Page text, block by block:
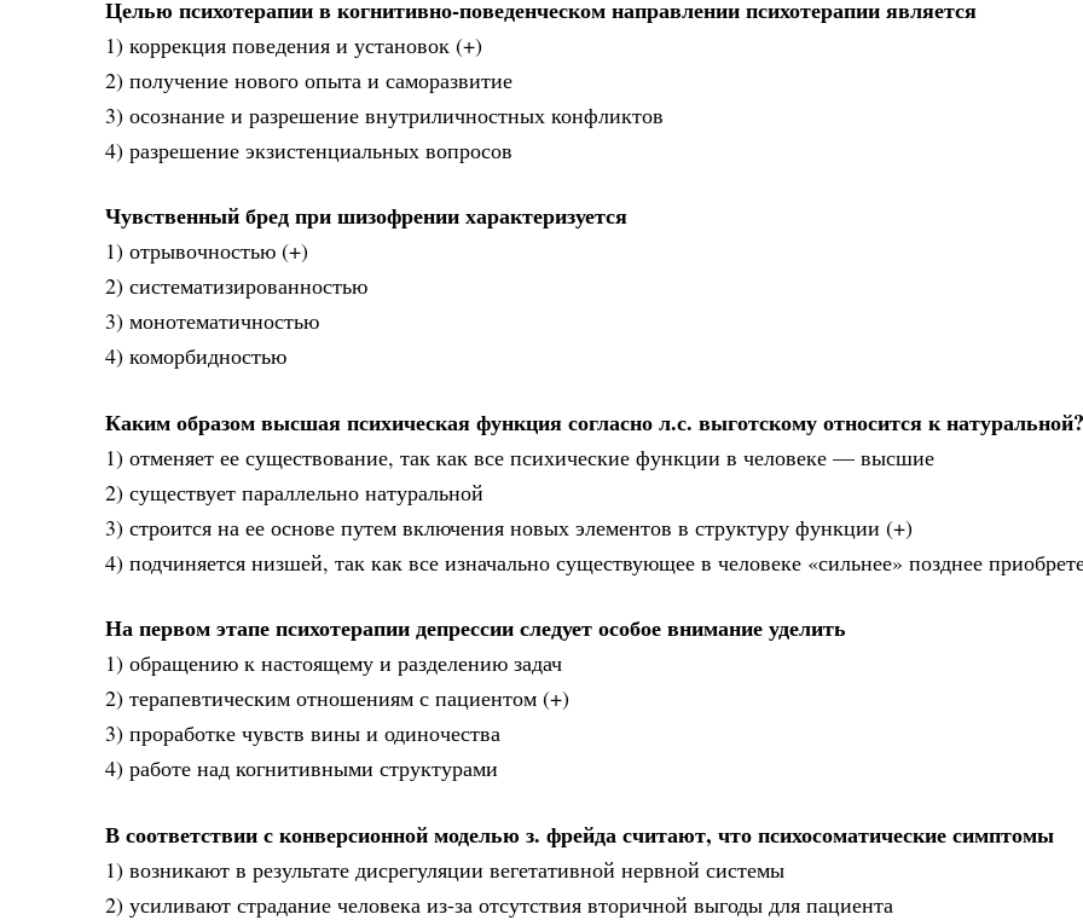
Целью психотерапии в когнитивно-поведенческом направлении психотерапии является
1) коррекция поведения и установок (+)
2) получение нового опыта и саморазвитие
3) осознание и разрешение внутриличностных конфликтов
4) разрешение экзистенциальных вопросов
Чувственный бред при шизофрении характеризуется
1) отрывочностью (+)
2) систематизированностью
3) монотематичностью
4) коморбидностью
Каким образом высшая психическая функция согласно л.с. выготскому относится к натуральной?
1) отменяет ее существование, так как все психические функции в человеке — высшие
2) существует параллельно натуральной
3) строится на ее основе путем включения новых элементов в структуру функции (+)
4) подчиняется низшей, так как все изначально существующее в человеке «сильнее» позднее
На первом этапе психотерапии депрессии следует особое внимание уделить
1) обращению к настоящему и разделению задач
2) терапевтическим отношениям с пациентом (+)
3) проработке чувств вины и одиночества
4) работе над когнитивными структурами
В соответствии с конверсионной моделью з. фрейда считают, что психосоматические симптомы
1) возникают в результате дисрегуляции вегетативной нервной системы
2) усиливают страдание человека из-за отсутствия вторичной выгоды для пациента